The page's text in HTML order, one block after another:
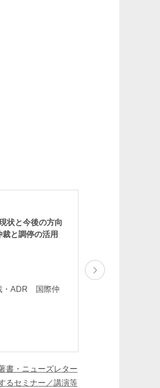
状と今後の方向
と調停の活用
・ADR 国際仲
Must-know
Develop
書・ニューズレター
るセミナー／講演等